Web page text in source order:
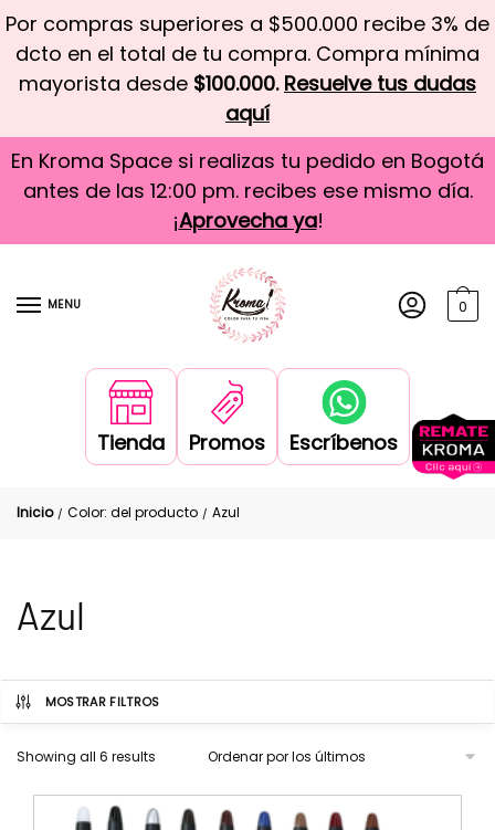
Por compras superiores a $500.000 recibe 3% de
dcto en el total de tu compra. Compra mínima
mayorista desde $100.000. Resuelve tus dudas
aquí
En Kroma Space si realizas tu pedido en Bogotá
antes de las 12:00 pm. recibes ese mismo día.
¡Aprovecha ya!
MENU 0
Tienda Promos Escríbenos
Inicio / Color: del producto / Azul
Azul
MOSTRAR FILTROS
Showing all 6 results